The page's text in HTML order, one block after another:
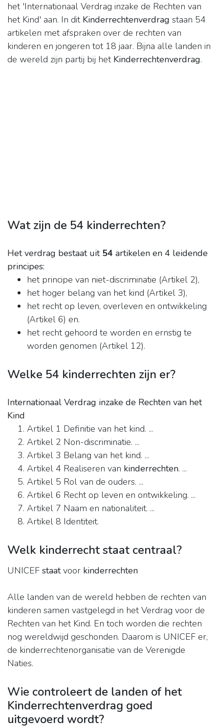
het 'Internationaal Verdrag inzake de Rechten van
het Kind' aan. In dit Kinderrechtenverdrag staan 54
artikelen met afspraken over de rechten van
kinderen en jongeren tot 18 jaar. Bijna alle landen in
de wereld zijn partij bij het Kinderrechtenverdrag.
Wat zijn de 54 kinderrechten?
Het verdrag bestaat uit 54 artikelen en 4 leidende
principes:
het principe van niet-discriminatie (Artikel 2),
het hoger belang van het kind (Artikel 3),
het recht op leven, overleven en ontwikkeling
(Artikel 6) en.
het recht gehoord te worden en ernstig te
worden genomen (Artikel 12).
Welke 54 kinderrechten zijn er?
Internationaal Verdrag inzake de Rechten van het
Kind
Artikel 1 Definitie van het kind. ...
Artikel 2 Non-discriminatie. ...
Artikel 3 Belang van het kind. ...
Artikel 4 Realiseren van kinderrechten. ...
Artikel 5 Rol van de ouders. ...
Artikel 6 Recht op leven en ontwikkeling. ...
Artikel 7 Naam en nationaliteit. ...
Artikel 8 Identiteit.
Welk kinderrecht staat centraal?
UNICEF staatvoor kinderrechten
Alle landen van de wereld hebben de rechten van
kinderen samen vastgelegd in het Verdrag voor de
Rechten van het Kind. En toch worden die rechten
nog wereldwijd geschonden. Daarom is UNICEF er,
de kinderrechtenorganisatie van de Verenigde
Naties.
Wie controleert de landen of het
Kinderrechtenverdrag goed
uitgevoerd wordt?